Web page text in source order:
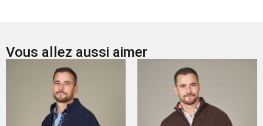
Vous allez aussi aimer